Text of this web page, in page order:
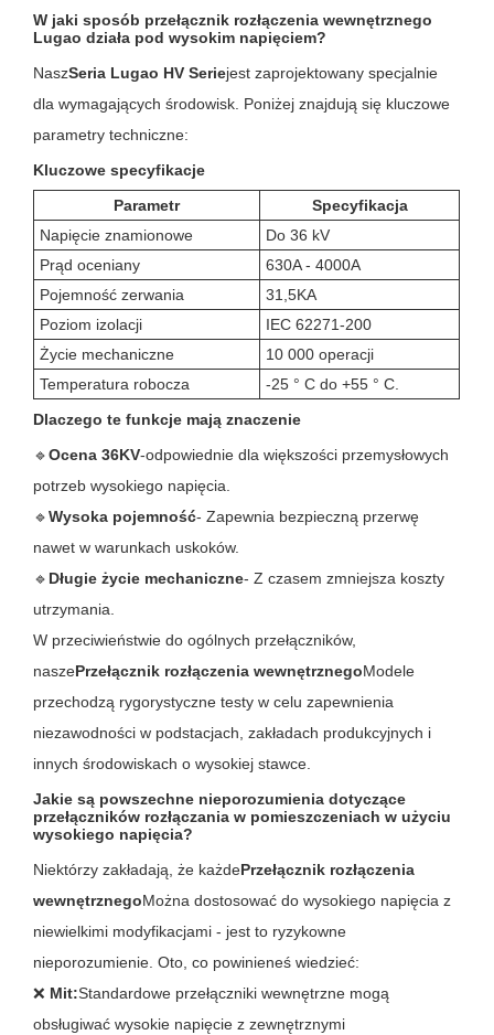
W jaki sposób przełącznik rozłączenia wewnętrznego
Lugao działa pod wysokim napięciem?
NaszSeria Lugao HV Seriejest zaprojektowany specjalnie
dla wymagających środowisk. Poniżej znajdują się kluczowe
parametry techniczne:
Kluczowe specyfikacje
Parametr
Specyfikacja
Napięcie znamionowe
Do 36 kV
Prąd oceniany
630A - 4000A
Pojemność zerwania
31,5KA
Poziom izolacji
IEC 62271-200
Życie mechaniczne
10 000 operacji
Temperatura robocza
-25 ° C do +55 ° C.
Dlaczego te funkcje mają znaczenie
🔹Ocena 36KV-odpowiednie dla większości przemysłowych
potrzeb wysokiego napięcia.
🔹Wysoka pojemność- Zapewnia bezpieczną przerwę
nawet w warunkach uskoków.
🔹 Długie życie mechaniczne- Z czasem zmniejsza koszty
utrzymania.
W przeciwieństwie do ogólnych przełączników,
naszePrzełącznik rozłączenia wewnętrznegoModele
przechodzą rygorystyczne testy w celu zapewnienia
niezawodności w podstacjach, zakładach produkcyjnych i
innych środowiskach o wysokiej stawce.
Jakie są powszechne nieporozumienia dotyczące
przełączników rozłączania w pomieszczeniach w użyciu
wysokiego napięcia?
Niektórzy zakładają, że każdePrzełącznik rozłączenia
wewnętrznegoMożna dostosować do wysokiego napięcia z
niewielkimi modyfikacjami - jest to ryzykowne
nieporozumienie. Oto, co powinieneś wiedzieć:
❌ Mit:Standardowe przełączniki wewnętrzne mogą
obsługiwać wysokie napięcie z zewnętrznymi